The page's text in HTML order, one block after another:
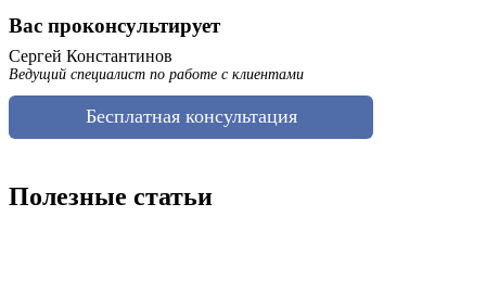
Вас проконсультирует
Сергей Константинов
Ведущий специалист по работе с клиентами
Бесплатная консультация
Полезные статьи